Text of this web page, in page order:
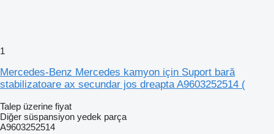
1
Mercedes-Benz Mercedes kamyon için Suport bară
stabilizatoare ax secundar jos dreapta A9603252514 (
Talep üzerine fiyat
Diğer süspansiyon yedek parça
A9603252514